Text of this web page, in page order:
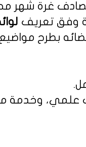
الموافق التاسع من يناير
وفق تعريف
بطرح
علمي،